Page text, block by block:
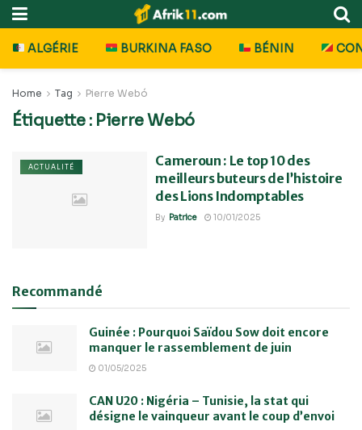
ALGÉRIE BURKINA FASO BÉNIN
Home Tag Pierre Webó
Étiquette : Pierre Webó
ACTUALITÉ
Cameroun : Le top 10 des
meilleurs buteurs de l’histoire
des Lions Indomptables
By Patrice 10/01/2025
Recommandé
Guinée : Pourquoi Saïdou Sow doit encore
manquer le rassemblement de juin
01/05/2025
CAN U20 : Nigéria – Tunisie, la stat qui
désigne le vainqueur avant le coup d’envoi